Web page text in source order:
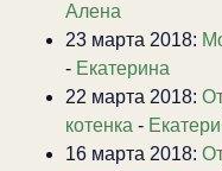
Алена
23 марта 2018:
- Екатерина
22 марта 2018:
котенка -
16 марта 2018: